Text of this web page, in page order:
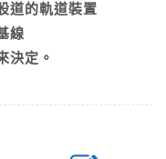
道的軌道裝置
線
決定。